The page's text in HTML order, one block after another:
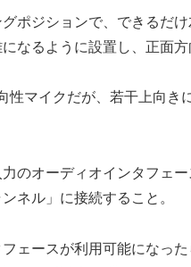
ポジションで、できるだ
なるように設置し、正面
性マイクだが、若干上向き
のオーディオインタフェー
ネル」に接続すること。
ェースが利用可能になっ